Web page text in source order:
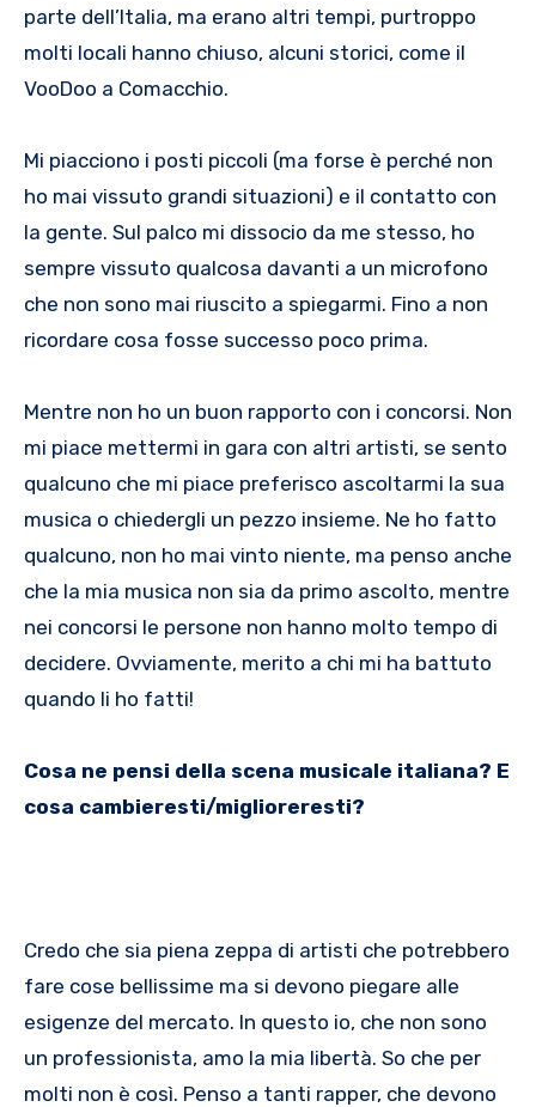
parte dell’Italia, ma erano altri tempi, purtroppo
molti locali hanno chiuso, alcuni storici, come il
VooDoo a Comacchio.
Mi piacciono i posti piccoli (ma forse è perché non
ho mai vissuto grandi situazioni) e il contatto con
la gente. Sul palco mi dissocio da me stesso, ho
sempre vissuto qualcosa davanti a un microfono
che non sono mai riuscito a spiegarmi. Fino a non
ricordare cosa fosse successo poco prima.
Mentre non ho un buon rapporto con i concorsi. Non
mi piace mettermi in gara con altri artisti, se sento
qualcuno che mi piace preferisco ascoltarmi la sua
musica o chiedergli un pezzo insieme. Ne ho fatto
qualcuno, non ho mai vinto niente, ma penso anche
che la mia musica non sia da primo ascolto, mentre
nei concorsi le persone non hanno molto tempo di
decidere. Ovviamente, merito a chi mi ha battuto
quando li ho fatti!
Cosa ne pensi della scena musicale italiana? E
cosa cambieresti/miglioreresti?
Credo che sia piena zeppa di artisti che potrebbero
fare cose bellissime ma si devono piegare alle
esigenze del mercato. In questo io, che non sono
un professionista, amo la mia libertà. So che per
molti non è così. Penso a tanti rapper, che devono